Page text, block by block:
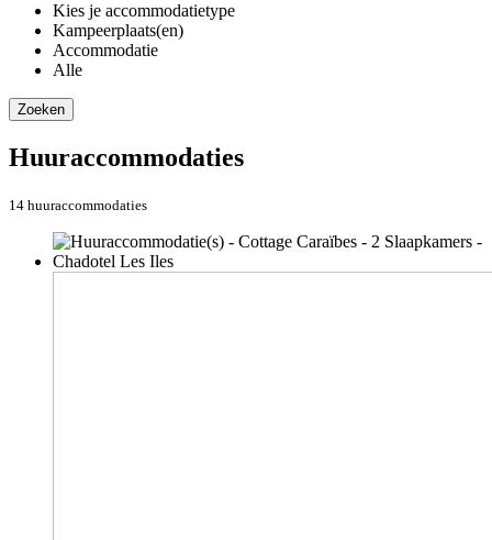
Kies je accommodatietype
Kampeerplaats(en)
Accommodatie
Alle
Zoeken
Huuraccommodaties
14 huuraccommodaties